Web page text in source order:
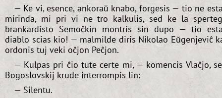
— Ke vi, esence, ankoraŭ knabo, forgesis — tio ne
mirinda, mi pri vi ne tro kalkulis, sed ke la
brankardisto Semoĉkin montris sin dupo — tio
diablo scias kio! — malmilde diris Nikolao Eŭgenjeviĉ
ordonis tuj veki oĉjon Peĉjon.
— Kulpas pri ĉio tute certe mi, — komencis Vlaĉjo,
Bogoslovskij krude interrompis lin:
— Silentu.